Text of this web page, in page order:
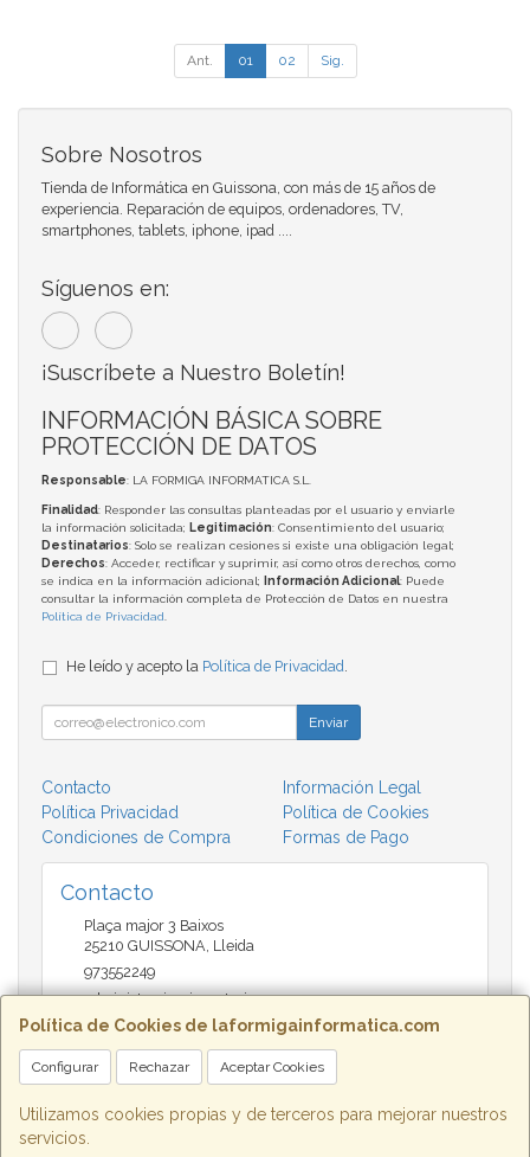
Ant. 01 02 Sig.
Política de Cookies de laformigainformatica.com
Configurar Rechazar Aceptar Cookies
Utilizamos cookies propias y de terceros para mejorar nuestros
servicios.
Sobre Nosotros
Tienda de Informática en Guissona, con más de 15 años de
experiencia. Reparación de equipos, ordenadores, TV,
smartphones, tablets, iphone, ipad ....
Síguenos en:
¡Suscríbete a Nuestro Boletín!
INFORMACIÓN BÁSICA SOBRE
PROTECCIÓN DE DATOS
Responsable: LA FORMIGA INFORMATICA S.L.
Finalidad: Responder las consultas planteadas por el usuario y enviarle
la información solicitada; Legitimación: Consentimiento del usuario;
Destinatarios: Solo se realizan cesiones si existe una obligación legal;
Derechos: Acceder, rectificar y suprimir, así como otros derechos, como
se indica en la información adicional;
Información Adicional: Puede
consultar la información completa de Protección de Datos en nuestra
Política de Privacidad.
He leído y acepto la Política de Privacidad.
Enviar
Contacto
Información Legal
Política Privacidad
Política de Cookies
Condiciones de Compra
Formas de Pago
Contacto
Plaça major 3 Baixos
25210 GUISSONA, Lleida
973552249
administracio@insectari.com
Horario
Matí de 9 a 13:30 - Tarda 17 a 20:30